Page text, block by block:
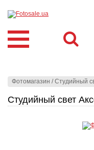
Фотомагазин /Студийный
Студийный свет